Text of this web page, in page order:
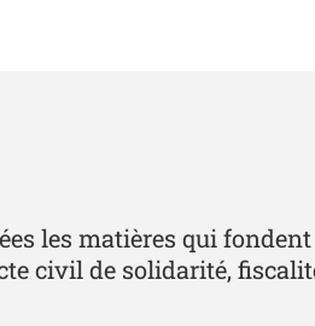
les matières qui
civil de solidarité,